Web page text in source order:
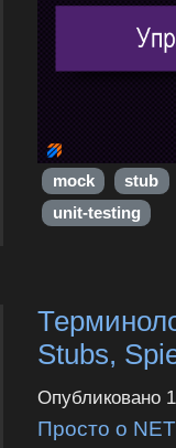
mock stub
unit-testing
Stubs,
Опубликовано
Просто о NET